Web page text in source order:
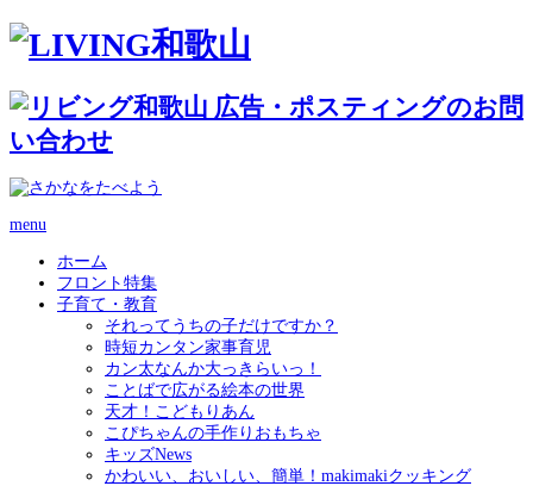
menu
ホーム
フロント特集
子育て・教育
それってうちの子だけですか？
時短カンタン家事育児
カン太なんか大っきらいっ！
ことばで広がる絵本の世界
天才！こどもりあん
こぴちゃんの手作りおもちゃ
キッズNews
かわいい、おいしい、簡単！makimakiクッキング